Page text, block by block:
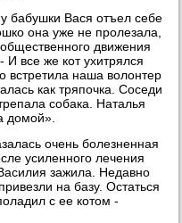
бабушки Вася отъел себе
она уже не пролезала,
движения
все же кот ухитрялся
встретила наша волонтер
как тряпочка. Соседи
собака. Наталья
домой».
очень болезненная
усиленного лечения
зажила. Недавно
на базу. Остаться
с ее котом -